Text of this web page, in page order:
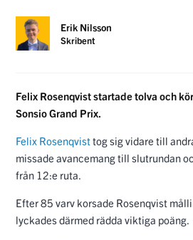
Erik Nilsson
Skribent
Felix Rosenqvist startade tolva och
Sonsio Grand Prix.
Felix Rosenqvisttog sig vidare till
missade avancemang till slutrundan
från 12:e ruta.
Efter 85 varv korsade Rosenqvist
lyckades därmed rädda viktiga poäng.